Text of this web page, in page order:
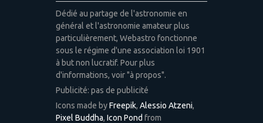
Dédié au partage de l'astronomie en
général et l'astronomie amateur plus
particulièrement, Webastro fonctionne
sous le régime d'une association loi 1901
à but non lucratif. Pour plus
d'informations, voir "à propos".
Publicité: pas de publicité
Icons made byFreepik, Alessio Atzeni,
Pixel Buddha, Icon Pond from